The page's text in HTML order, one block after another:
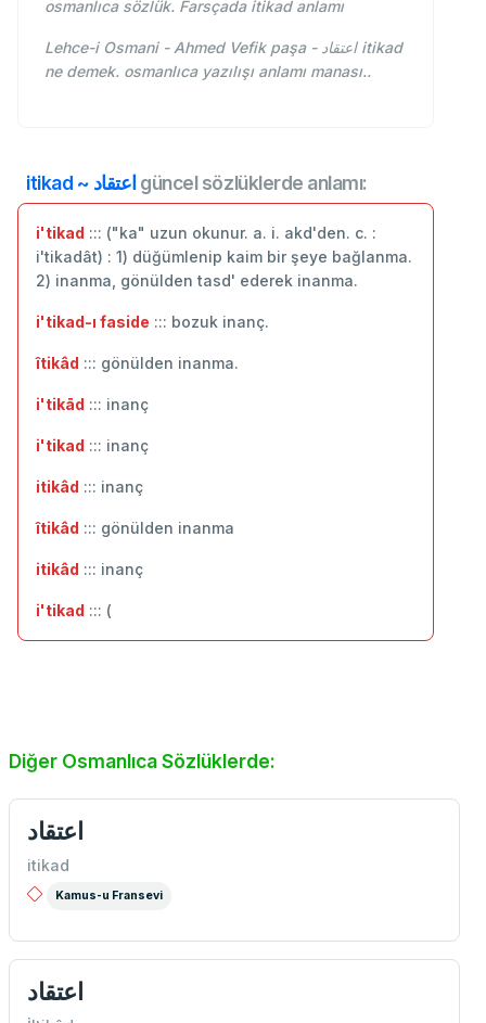
osmanlıca sözlük. Farsçada itikad anlamı
Lehce-i Osmani - Ahmed Vefik paşa - اعتقاد itikad
ne demek. osmanlıca yazılışı anlamı manası..
itikad ~ اعتقاد güncel sözlüklerde anlamı:
i'tikad ::: ("ka" uzun okunur. a. i. akd'den. c. :
i'tikadât) : 1) düğümlenip kaim bir şeye bağlanma.
2) inanma, gönülden tasd' ederek inanma.
i'tikad-ı faside ::: bozuk inanç.
îtikâd ::: gönülden inanma.
i'tikād ::: inanç
i'tikad ::: inanç
itikâd ::: inanç
îtikâd ::: gönülden inanma
itikâd ::: ‬inanç
i'tikad ::: (
Diğer Osmanlıca Sözlüklerde:
اعتقاد
itikad
Kamus-u Fransevi
اعتقاد